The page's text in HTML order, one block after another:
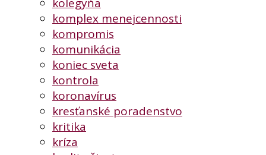
kolegyňa
komplex menejcennosti
kompromis
komunikácia
koniec sveta
kontrola
koronavírus
kresťanské poradenstvo
kritika
kríza